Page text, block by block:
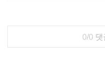
0/0 댓